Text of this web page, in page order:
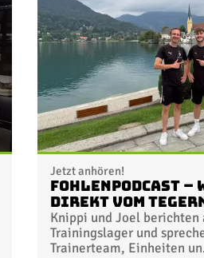
Jetzt anhören!
FohlenPodcast –
Direkt vom
Knippi und Joel berichten
Trainingslager und
Trainerteam, Einheiten